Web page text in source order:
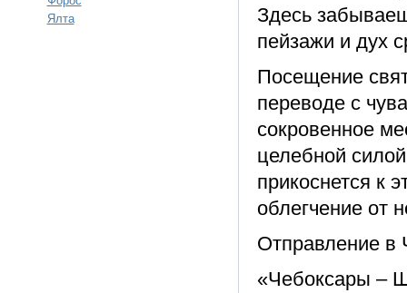
Ялта
Здесь
пейзажи и дух
Посещение
переводе с
сокровенное
целебной
прикоснется к
облегчение от
Отправление в
«Чебоксары –